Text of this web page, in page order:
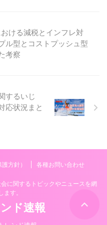
ける減税とインフレ対
ル型とコストプッシュ型
考察
するいじ
応状況まと
方針） 各種お問い合わせ
に関するトピックやニュースを網
ます。
ド速報